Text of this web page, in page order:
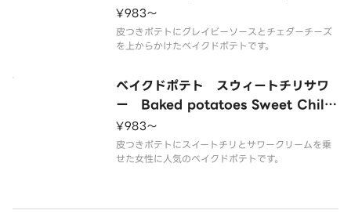
dar
¥983〜
皮つきポテトにグレイビーソースとチェダーチーズ
を上からかけたベイクドポテトです。
ベイクドポテト スウィートチリサワ
ー Baked potatoes Sweet Chili
Sour Cream
¥983〜
皮つきポテトにスイートチリとサワークリームを乗
せた女性に人気のベイクドポテトです。